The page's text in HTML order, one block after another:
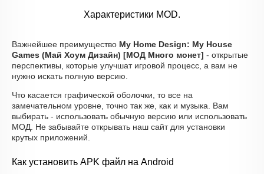
Характеристики MOD.
Важнейшее преимущество My Home Design: My House
Games (Май Хоум Дизайн) [МОД Много монет] - открытые
перспективы, которые улучшат игровой процесс, а вам не
нужно искать полную версию.
Что касается графической оболочки, то все на
замечательном уровне, точно так же, как и музыка. Вам
выбирать - использовать обычную версию или использовать
МОД. Не забывайте открывать наш сайт для установки
крутых приложений.
Как установить APK файл на Android